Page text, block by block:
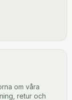
om våra
retur och